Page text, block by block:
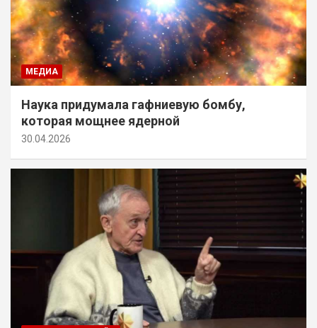
МЕДИА
Наука придумала гафниевую бомбу,
которая мощнее ядерной
30.04.2026